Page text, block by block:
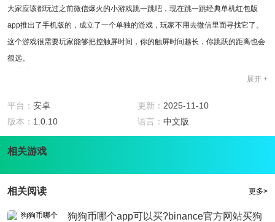
大家应该都玩过之前微信爆火的小游戏跳一跳吧，现在跳一跳经典单机红包版
app推出了手机版的，成立了一个单独的游戏，玩家不用去微信里面寻找它了。
这个游戏很需要玩家能够把控触屏时间，你的触屏时间越长，你跳跃的距离也会
很远。
1.游戏玩法很简单易懂，适合多个年龄段的人玩：玩家进入只需要将小英雄弹射
到下一个台阶即可。
2.一款好玩有趣的单机游戏：玩家进入游戏不需要联网，可以随时进行游戏，不
用担心消耗流量。
3.不需要氪金：玩家进入游戏不需要进行任何充值，完全靠自己的操作。
你可以放心游戏。
游戏点评
这款游戏在画面上制作的非常简单，玩家进入游戏不用花很多时间来捣鼓游戏规
展开 +
平台： 安卓 更新： 2025-11-10
版本： 1.0.10 语言： 中文版
相关游戏
相关阅读 更多>
狗狗币哪个app可以买?binance官方网站买狗